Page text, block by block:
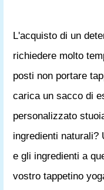
L'acquisto di un
richiedere molto
posti non portare
carica un sacco di
personalizzato
ingredienti naturali?
e gli ingredienti a
vostro tappetino